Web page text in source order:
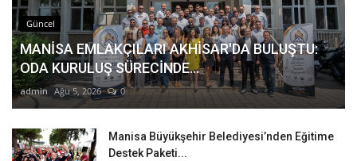
Güncel
MANİSA EMLAKÇILARI AKHİSAR'DA BULUŞTU:
ODA KURULUŞ SÜRECİNDE...
admin Ağu 5, 2026 0
Manisa Büyükşehir Belediyesi’nden Eğitime
Destek Paketi...